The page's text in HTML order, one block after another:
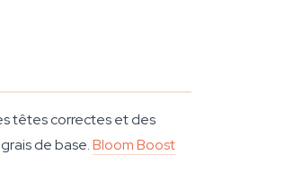
têtes correctes et des
de base.Bloom Boost